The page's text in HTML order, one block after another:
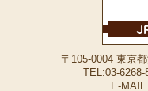
〒105-0004 東京
TEL:03-
E-MAIL